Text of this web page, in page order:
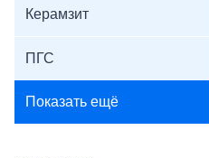
Керамзит
ПГС
Показать ещё